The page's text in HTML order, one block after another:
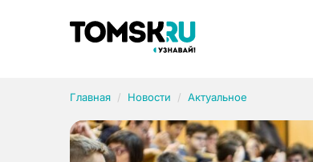
Главная Новости Актуальное
Рубрики